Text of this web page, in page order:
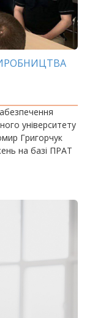
університету
Григорчук
на базі ПРАТ